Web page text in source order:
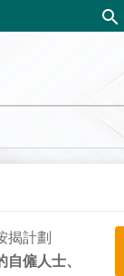
揭計劃
僱人士、